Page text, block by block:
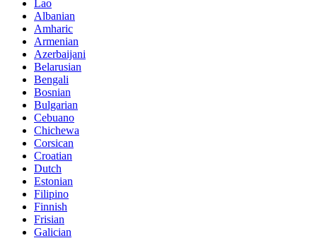
Lao
Albanian
Amharic
Armenian
Azerbaijani
Belarusian
Bengali
Bosnian
Bulgarian
Cebuano
Chichewa
Corsican
Croatian
Dutch
Estonian
Filipino
Finnish
Frisian
Galician